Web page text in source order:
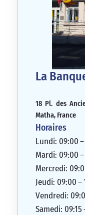
La
18 Pl. des
Matha, France
Horaires
Lundi: 09:00 –
Mardi: 09:00 –
Mercredi:
Jeudi: 09:00 –
Vendredi:
Samedi: 09:15